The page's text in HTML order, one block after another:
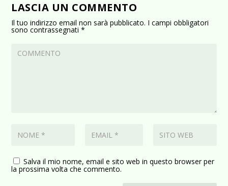
LASCIA UN COMMENTO
Il tuo indirizzo email non sarà pubblicato. I campi obbligatori
sono contrassegnati*
Salva il mio nome, email e sito web in questo browser per
la prossima volta che commento.